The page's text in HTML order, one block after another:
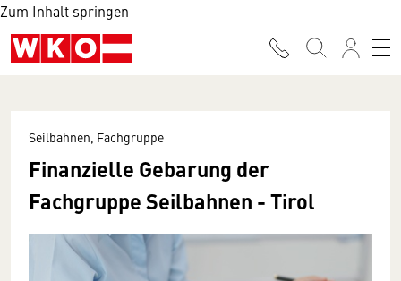
Zum Inhalt springen
Seilbahnen, Fachgruppe
Finanzielle Gebarung der
Fachgruppe Seilbahnen - Tirol